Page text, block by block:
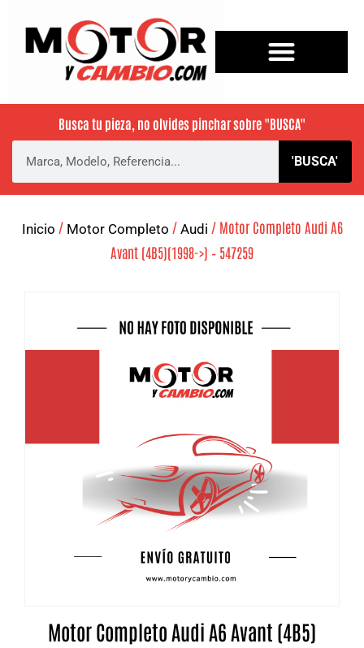
Busca tu pieza, no olvides pinchar sobre "BUSCA"
'BUSCA'
Inicio / Motor Completo / Audi / Motor Completo Audi A6
Avant (4B5)(1998->) – 547259
Motor Completo Audi A6 Avant (4B5)